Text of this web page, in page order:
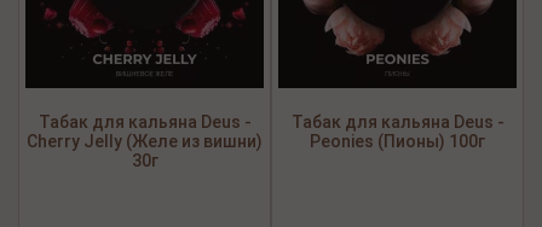
Табак для кальяна Deus -
Cherry Jelly (Желе из вишни)
30г
Табак для кальяна Deus -
Peonies (Пионы) 100г